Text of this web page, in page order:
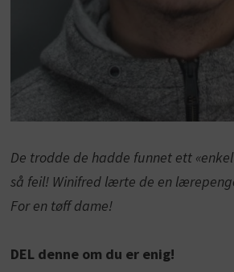
De trodde de hadde funnet ett
så feil! Winifred lærte de en
For en tøff dame!
DEL denne om du er enig!